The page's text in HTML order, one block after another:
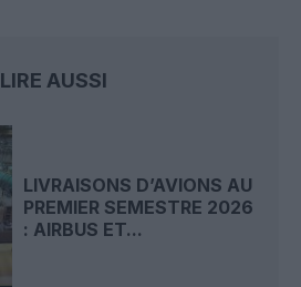
LIRE AUSSI
LIVRAISONS D’AVIONS AU
PREMIER SEMESTRE 2026
: AIRBUS ET...